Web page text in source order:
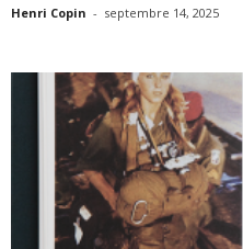
Henri Copin - septembre 14, 2025